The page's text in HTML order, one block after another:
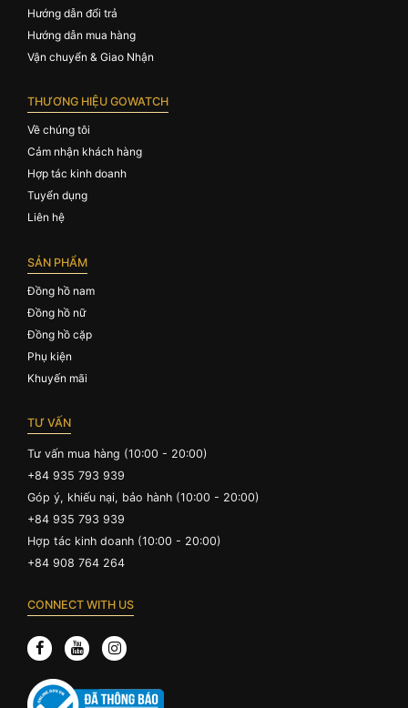
Hướng dẫn đổi trả
Hướng dẫn mua hàng
Vận chuyển & Giao Nhận
THƯƠNG HIỆU GOWATCH
Về chúng tôi
Cảm nhận khách hàng
Hợp tác kinh doanh
Tuyển dụng
Liên hệ
SẢN PHẨM
Đồng hồ nam
Đồng hồ nữ
Đồng hồ cặp
Phụ kiện
Khuyến mãi
TƯ VẤN
Tư vấn mua hàng (10:00 - 20:00)
+84 935 793 939
Góp ý, khiếu nại, bảo hành (10:00 - 20:00)
+84 935 793 939
Hợp tác kinh doanh (10:00 - 20:00)
+84 908 764 264
CONNECT WITH US